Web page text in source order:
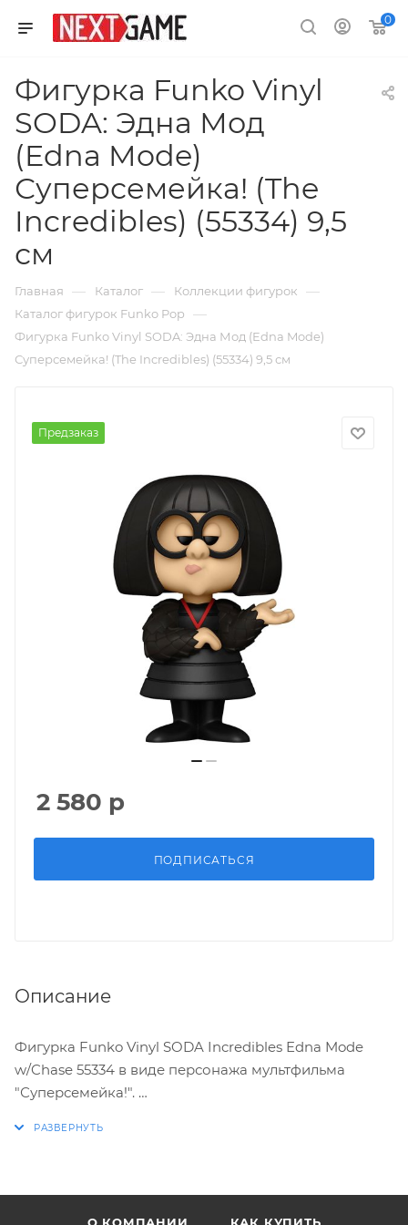
0
Фигурка Funko Vinyl
SODA: Эдна Мод
(Edna Mode)
Суперсемейка! (The
Incredibles) (55334) 9,5
см
Главная — Каталог — Коллекции фигурок —
Каталог фигурок Funko Pop —
Фигурка Funko Vinyl SODA: Эдна Мод (Edna Mode)
Суперсемейка! (The Incredibles) (55334) 9,5 см
Предзаказ
2 580 р
ПОДПИСАТЬСЯ
Описание
Фигурка Funko Vinyl SODA Incredibles Edna Mode
w/Chase 55334 в виде персонажа мультфильма
"Суперсемейка!".